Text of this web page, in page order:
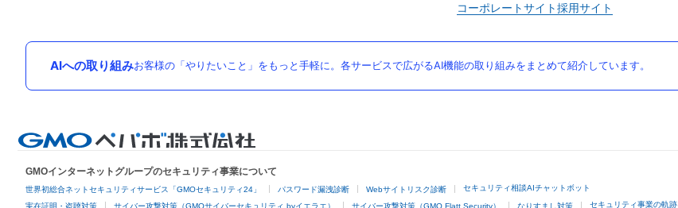
コーポレートサイト採用サイト
AIへの取り組みお客様の「やりたいこと」をもっと手軽に。各サービスで広がるAI機能の取り組みをまとめて紹介しています。
GMOインターネットグループのセキュリティ事業について
世界初総合ネットセキュリティサービス「GMOセキュリティ24」 パスワード漏洩診断 Webサイトリスク診断 セキュリティ相談AIチャットボット
実在証明・盗聴対策 サイバー攻撃対策（GMOサイバーセキュリティ byイエラエ） サイバー攻撃対策（GMO Flatt Security） なりすまし対策 セキュリティ事業の軌跡